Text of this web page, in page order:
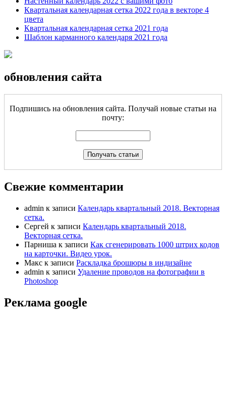
Квартальная календарная сетка 2022 года в векторе 4
цвета
Квартальная календарная сетка 2021 года
Шаблон карманного календаря 2021 года
обновления сайта
Подпишись на обновления сайта. Получай новые статьи на
почту:
Свежие комментарии
admin к записи Календарь квартальный 2018. Векторная
сетка.
Сергей к записи Календарь квартальный 2018.
Векторная сетка.
Парниша к записи Как сгенерировать 1000 штрих кодов
на карточки. Видео урок.
Макс к записи Раскладка брошюры в индизайне
admin к записи Удаление проводов на фотографии в
Photoshop
Реклама google